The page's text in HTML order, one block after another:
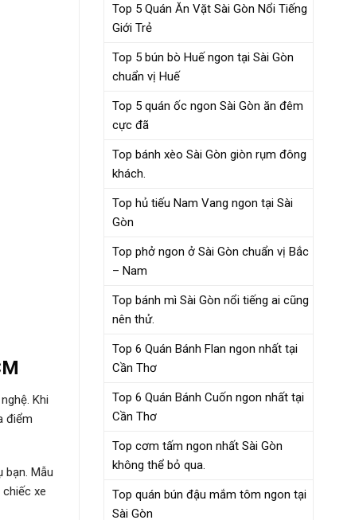
Khi
điểm
bạn. Mẫu
xe
Top 5 Quán Ăn Vặt Sài Gòn Nổi Tiếng
Giới Trẻ
Top 5 bún bò Huế ngon tại Sài Gòn
chuẩn vị Huế
Top 5 quán ốc ngon Sài Gòn ăn đêm
cực đã
Top bánh xèo Sài Gòn giòn rụm đông
khách.
Top hủ tiếu Nam Vang ngon tại Sài
Gòn
Top phở ngon ở Sài Gòn chuẩn vị Bắc
– Nam
Top bánh mì Sài Gòn nổi tiếng ai cũng
nên thử.
Top 6 Quán Bánh Flan ngon nhất tại
Cần Thơ
Top 6 Quán Bánh Cuốn ngon nhất tại
Cần Thơ
Top cơm tấm ngon nhất Sài Gòn
không thể bỏ qua.
Top quán bún đậu mắm tôm ngon tại
Sài Gòn